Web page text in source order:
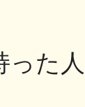
った